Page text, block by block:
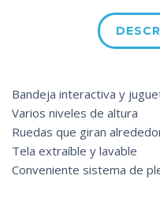
Bandeja interactiva y
Varios niveles de altura
Ruedas que giran
Tela extraíble y lavable
Conveniente sistema de